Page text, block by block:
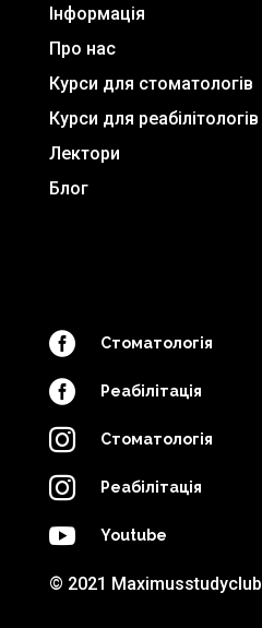
Інформація
Про нас
Курси для стоматологів
Курси для реабілітологів
Лектори
Блог
 Стоматологія
 Реабілітація
 Стоматологія
 Реабілітація
 Youtube
© 2021 Maximusstudyclub